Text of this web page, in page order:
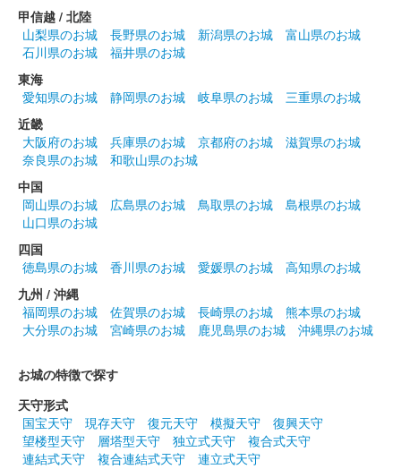
甲信越 / 北陸
山梨県のお城
長野県のお城 新潟県のお城
富山県のお城
石川県のお城
福井県のお城
東海
愛知県のお城
静岡県のお城 岐阜県のお城
三重県のお城
近畿
大阪府のお城
兵庫県のお城 京都府のお城
滋賀県のお城
奈良県のお城
和歌山県のお城
中国
岡山県のお城
広島県のお城 鳥取県のお城
島根県のお城
山口県のお城
四国
徳島県のお城
香川県のお城 愛媛県のお城
高知県のお城
九州 / 沖縄
福岡県のお城
佐賀県のお城 長崎県のお城
熊本県のお城
大分県のお城
宮崎県のお城 鹿児島県のお城 沖縄県のお城
お城の特徴で探す
天守形式
国宝天守
現存天守 復元天守 模擬天守
復興天守
望楼型天守
層塔型天守 独立式天守
複合式天守
連結式天守
複合連結式天守
連立式天守